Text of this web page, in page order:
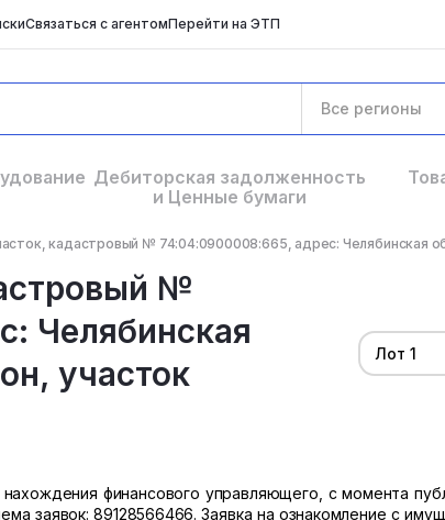
Связаться с агентомПерейти на ЭТП
Все регионы
Дебиторская задолженность
и Ценные бумаги
кадастровый № 74:04:0900008:665, адрес: Челябинская
№
Челябинская
участок
Лот 1
финансового управляющего, с момента
заявок: 89128566466. Заявка на ознакомление с